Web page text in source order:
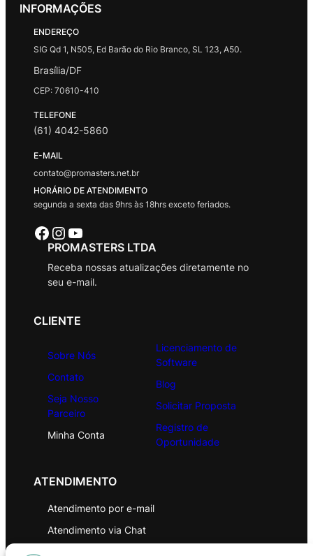
INFORMAÇÕES
ENDEREÇO
SIG Qd 1, N505, Ed Barão do Rio Branco, SL 123, A50.
Brasília/DF
CEP: 70610-410
TELEFONE
(61) 4042-5860
E-MAIL
contato@promasters.net.br
HORÁRIO DE ATENDIMENTO
segunda a sexta das 9hrs às 18hrs exceto feriados.
Facebook Instagram Youtube
PROMASTERS LTDA
Receba nossas atualizações diretamente no
seu e-mail.
CLIENTE
Sobre Nós
Contato
Seja Nosso
Parceiro
Minha Conta
Licenciamento de
Software
Blog
Solicitar Proposta
Registro de
Oportunidade
ATENDIMENTO
Atendimento por e-mail
Atendimento via Chat